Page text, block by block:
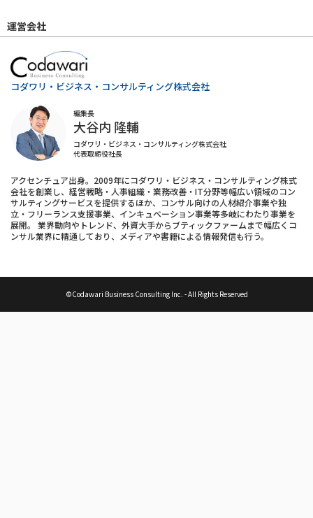
運営会社
コダワリ・ビジネス・コンサルティング株式会社
編集長
大谷内 隆輔
コダワリ・ビジネス・コンサルティング株式会社
代表取締役社長
アクセンチュア出身。2009年にコダワリ・ビジネス・コンサルティング株式
会社を創業し、経営戦略・人事組織・業務改善・IT分野等幅広い領域のコン
サルティングサービスを提供するほか、コンサル向けの人材紹介事業や独
立・フリーランス支援事業、インキュベーション事業等多岐にわたり事業を
展開。 業界動向やトレンド、外資大手からブティックファームまで幅広くコ
ンサル業界に精通しており、メディアや書籍による情報発信も行う。
©Codawari Business Consulting Inc. - All Rights Reserved